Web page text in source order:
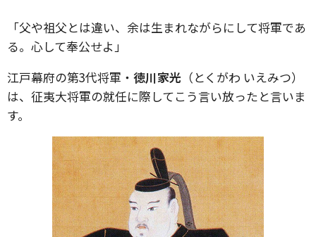
「父や祖父とは違い、余は生まれながらにして将軍であ
る。心して奉公せよ」
江戸幕府の第3代将軍・ 徳川家光 （とくがわ いえみつ）
は、征夷大将軍の就任に際してこう言い放ったと言いま
す。